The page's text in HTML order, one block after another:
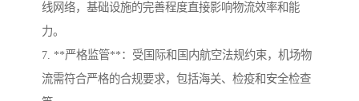
线网络，基础设施的完善程度直接影响物流效率和能
力。
7. **严格监管**：受国际和国内航空法规约束，机场物
流需符合严格的合规要求，包括海关、检疫和安全检查